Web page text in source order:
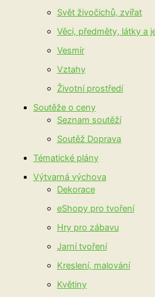
Svět živočichů, zvířat
Věci, předměty, látky a
Vesmír
Vztahy
Životní prostředí
Soutěže o ceny
Seznam soutěží
Soutěž Doprava
Tématické plány
Výtvarná výchova
Dekorace
eShopy pro tvoření
Hry pro zábavu
Jarní tvoření
Kreslení, malování
Květiny